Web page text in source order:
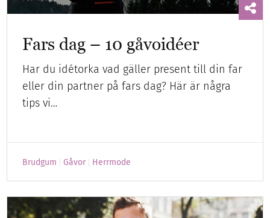
Fars dag – 10 gåvoidéer
Har du idétorka vad gäller present till din far
eller din partner på fars dag? Här är några
tips vi…
Brudgum Gåvor Herrmode